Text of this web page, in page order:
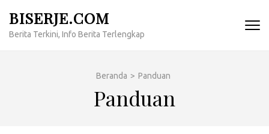
konten
BISERJE.COM
Berita Terkini, Info Berita Terlengkap
Beranda > Panduan
Panduan